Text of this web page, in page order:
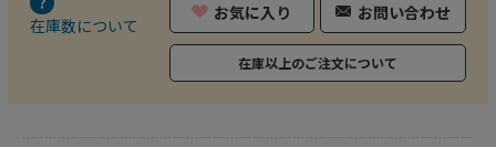
在庫数について
お気に入り お問い合わせ
在庫以上のご注文について